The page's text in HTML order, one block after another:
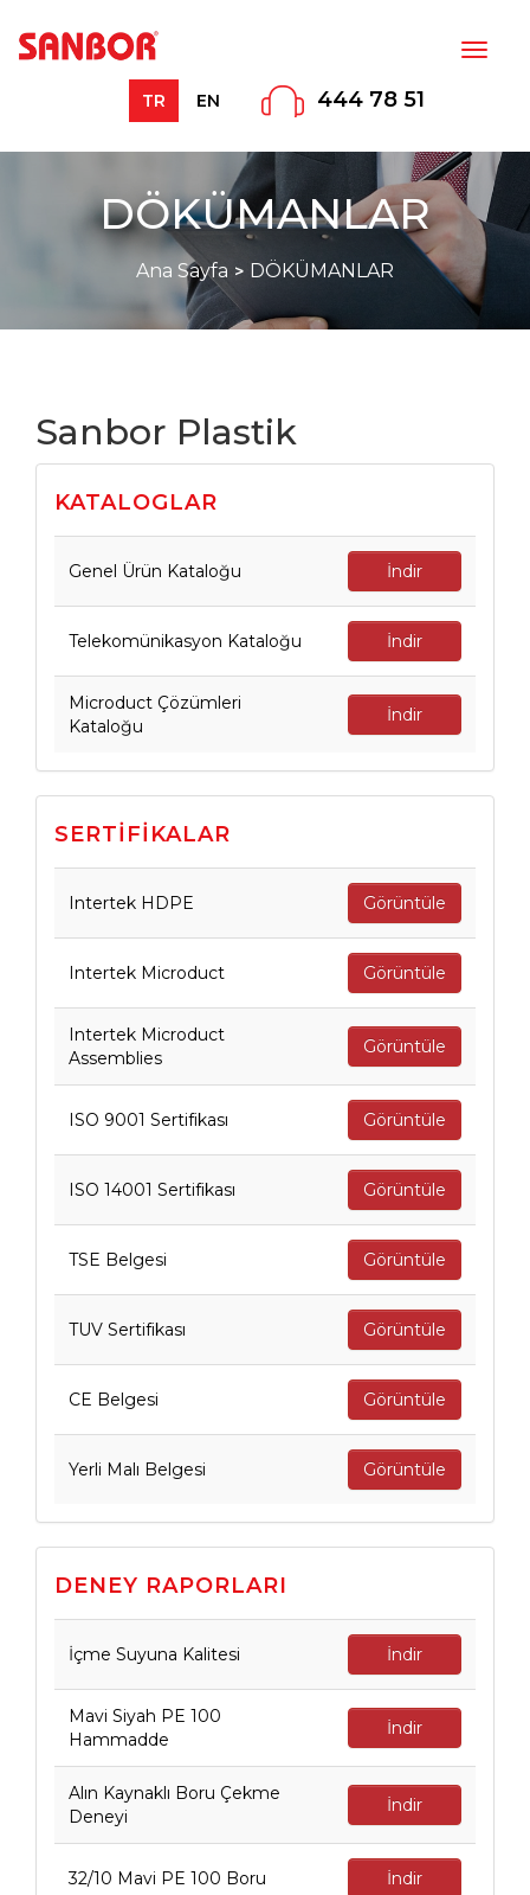
MENÜ
TR EN 444 78 51
DÖKÜMANLAR
Ana Sayfa DÖKÜMANLAR
Sanbor Plastik
KATALOGLAR
Genel Ürün Kataloğu İndir
Telekomünikasyon Kataloğu İndir
Microduct Çözümleri
Kataloğu
İndir
SERTİFİKALAR
Intertek HDPE Görüntüle
Intertek Microduct Görüntüle
Intertek Microduct
Assemblies
Görüntüle
ISO 9001 Sertifikası Görüntüle
ISO 14001 Sertifikası Görüntüle
TSE Belgesi Görüntüle
TUV Sertifikası Görüntüle
CE Belgesi Görüntüle
Yerli Malı Belgesi Görüntüle
DENEY RAPORLARI
İçme Suyuna Kalitesi İndir
Mavi Siyah PE 100
Hammadde
İndir
Alın Kaynaklı Boru Çekme
Deneyi
İndir
32/10 Mavi PE 100 Boru İndir